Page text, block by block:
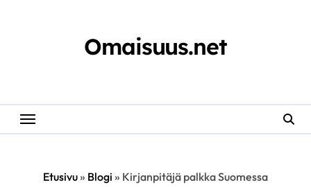
Omaisuus.net
Etusivu» Blogi » Kirjanpitäjä palkka Suomessa